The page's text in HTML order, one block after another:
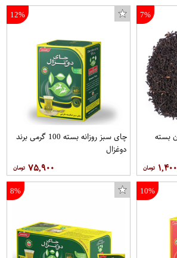
7%
بسته
12%
چای سبز روزانه بسته 100 گرمی برند
دوغزال
۷۵,۹۰۰
10%
8%